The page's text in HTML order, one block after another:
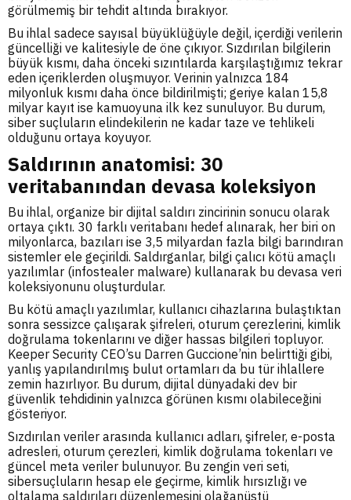
görülmemiş bir tehdit altında bırakıyor.
Bu ihlal sadece sayısal büyüklüğüyle değil, içerdiği verilerin
güncelliği ve kalitesiyle de öne çıkıyor. Sızdırılan bilgilerin
büyük kısmı, daha önceki sızıntılarda karşılaştığımız tekrar
eden içeriklerden oluşmuyor. Verinin yalnızca 184
milyonluk kısmı daha önce bildirilmişti; geriye kalan 15,8
milyar kayıt ise kamuoyuna ilk kez sunuluyor. Bu durum,
siber suçluların elindekilerin ne kadar taze ve tehlikeli
olduğunu ortaya koyuyor.
Saldırının anatomisi: 30
veritabanından devasa koleksiyon
Bu ihlal, organize bir dijital saldırı zincirinin sonucu olarak
ortaya çıktı. 30 farklı veritabanı hedef alınarak, her biri on
milyonlarca, bazıları ise 3,5 milyardan fazla bilgi barındıran
sistemler ele geçirildi. Saldırganlar, bilgi çalıcı kötü amaçlı
yazılımlar (infostealer malware) kullanarak bu devasa veri
koleksiyonunu oluşturdular.
Bu kötü amaçlı yazılımlar, kullanıcı cihazlarına bulaştıktan
sonra sessizce çalışarak şifreleri, oturum çerezlerini, kimlik
doğrulama tokenlarını ve diğer hassas bilgileri topluyor.
Keeper Security CEO’su Darren Guccione’nin belirttiği gibi,
yanlış yapılandırılmış bulut ortamları da bu tür ihlallere
zemin hazırlıyor. Bu durum, dijital dünyadaki dev bir
güvenlik tehdidinin yalnızca görünen kısmı olabileceğini
gösteriyor.
Sızdırılan veriler arasında kullanıcı adları, şifreler, e-posta
adresleri, oturum çerezleri, kimlik doğrulama tokenları ve
güncel meta veriler bulunuyor. Bu zengin veri seti,
sibersuçluların hesap ele geçirme, kimlik hırsızlığı ve
oltalama saldırıları düzenlemesini olağanüstü